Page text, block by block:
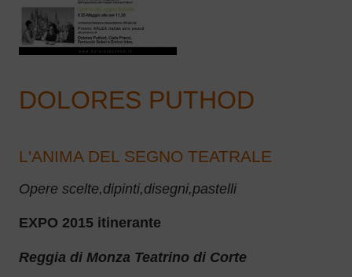
DOLORES PUTHOD
L'ANIMA DEL SEGNO TEATRALE
Opere scelte,dipinti,disegni,pastelli
EXPO 2015 itinerante
Reggia di Monza Teatrino di Corte